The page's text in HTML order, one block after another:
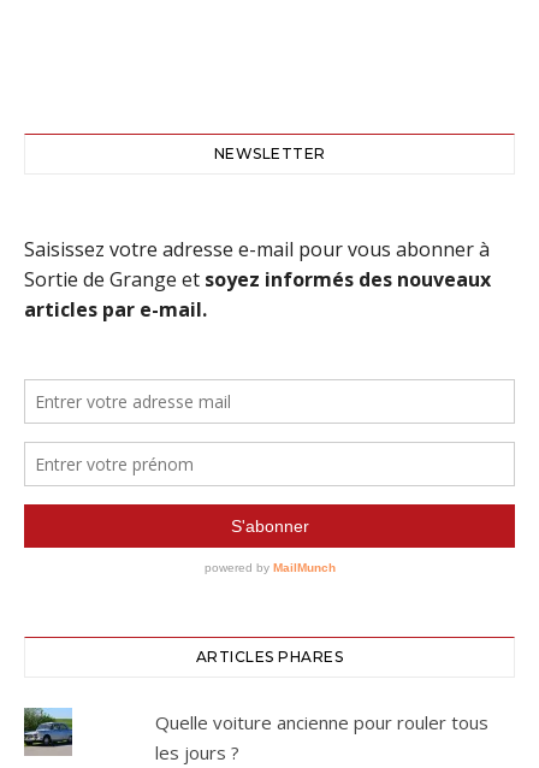
NEWSLETTER
ARTICLES PHARES
Quelle voiture ancienne pour rouler tous
les jours ?